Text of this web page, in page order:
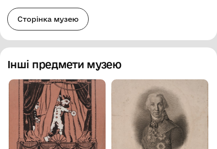
Сторінка музею
Інші предмети музею